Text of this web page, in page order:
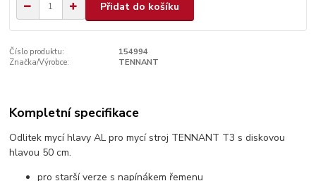
Přidat do košíku
Číslo produktu:
154994
Značka/Výrobce:
TENNANT
Kompletní specifikace
Odlitek mycí hlavy AL pro mycí stroj TENNANT T3 s diskovou
hlavou 50 cm.
pro starší verze s napínákem řemenu